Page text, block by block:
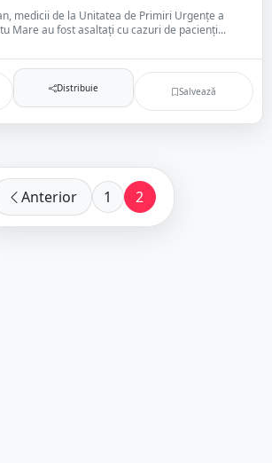
medicii de la Unitatea de Primiri Urgențe a
Mare au fost asaltați cu cazuri de pacienți...
Distribuie Salvează
Anterior 1 2